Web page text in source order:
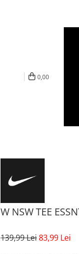
0,00
W NSW TEE
139,99 Lei83,99 Lei